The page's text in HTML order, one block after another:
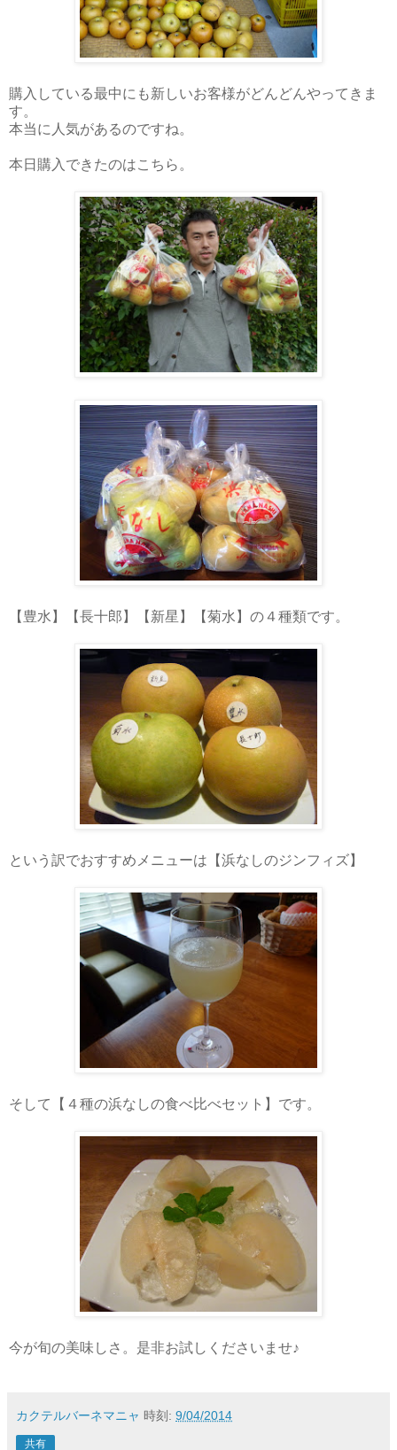
購入している最中にも新しいお客様がどんどんやってきま
す。
本当に人気があるのですね。
本日購入できたのはこちら。
【豊水】【長十郎】【新星】【菊水】の４種類です。
という訳でおすすめメニューは【浜なしのジンフィズ】
そして【４種の浜なしの食べ比べセット】です。
今が旬の美味しさ。是非お試しくださいませ♪
カクテルバーネマニャ 時刻: 9/04/2014
共有